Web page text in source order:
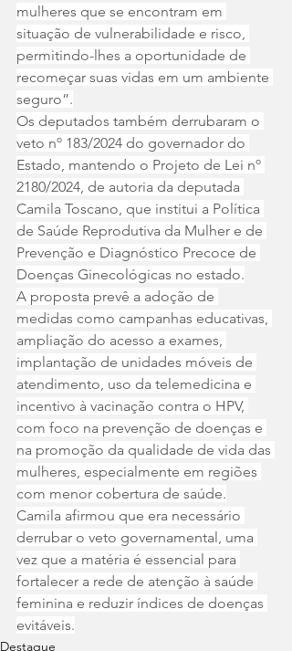
mulheres que se encontram em
situação de vulnerabilidade e risco,
permitindo-lhes a oportunidade de
recomeçar suas vidas em um ambiente
seguro”.
Os deputados também derrubaram o
veto nº 183/2024 do governador do
Estado, mantendo o Projeto de Lei nº
2180/2024, de autoria da deputada
Camila Toscano, que institui a Política
de Saúde Reprodutiva da Mulher e de
Prevenção e Diagnóstico Precoce de
Doenças Ginecológicas no estado.
A proposta prevê a adoção de
medidas como campanhas educativas,
ampliação do acesso a exames,
implantação de unidades móveis de
atendimento, uso da telemedicina e
incentivo à vacinação contra o HPV,
com foco na prevenção de doenças e
na promoção da qualidade de vida das
mulheres, especialmente em regiões
com menor cobertura de saúde.
Camila afirmou que era necessário
derrubar o veto governamental, uma
vez que a matéria é essencial para
fortalecer a rede de atenção à saúde
feminina e reduzir índices de doenças
evitáveis.
Destaque